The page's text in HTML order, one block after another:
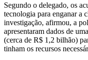
Segundo o delegado, os
tecnologia para enganar a
investigação, afirmou, a
apresentaram dados de
(cerca de R$ 1,2 bilhão)
tinham os recursos